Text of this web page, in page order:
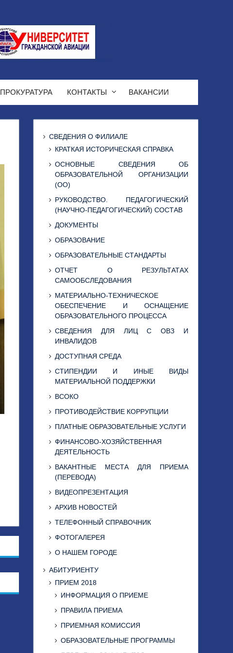
ПРОКУРАТУРА КОНТАКТЫ ВАКАНСИИ
СВЕДЕНИЯ О ФИЛИАЛЕ
КРАТКАЯ ИСТОРИЧЕСКАЯ СПРАВКА
ОСНОВНЫЕ СВЕДЕНИЯ ОБ
ОБРАЗОВАТЕЛЬНОЙ ОРГАНИЗАЦИИ
(ОО)
РУКОВОДСТВО. ПЕДАГОГИЧЕСКИЙ
(НАУЧНО-ПЕДАГОГИЧЕСКИЙ) СОСТАВ
ДОКУМЕНТЫ
ОБРАЗОВАНИЕ
ОБРАЗОВАТЕЛЬНЫЕ СТАНДАРТЫ
ОТЧЕТ О РЕЗУЛЬТАТАХ
САМООБСЛЕДОВАНИЯ
МАТЕРИАЛЬНО-ТЕХНИЧЕСКОЕ
ОБЕСПЕЧЕНИЕ И ОСНАЩЕНИЕ
ОБРАЗОВАТЕЛЬНОГО ПРОЦЕССА
СВЕДЕНИЯ ДЛЯ ЛИЦ С ОВЗ И
ИНВАЛИДОВ
ДОСТУПНАЯ СРЕДА
СТИПЕНДИИ И ИНЫЕ ВИДЫ
МАТЕРИАЛЬНОЙ ПОДДЕРЖКИ
ВСОКО
ПРОТИВОДЕЙСТВИЕ КОРРУПЦИИ
ПЛАТНЫЕ ОБРАЗОВАТЕЛЬНЫЕ УСЛУГИ
ФИНАНСОВО-ХОЗЯЙСТВЕННАЯ
ДЕЯТЕЛЬНОСТЬ
ВАКАНТНЫЕ МЕСТА ДЛЯ ПРИЕМА
(ПЕРЕВОДА)
ВИДЕОПРЕЗЕНТАЦИЯ
АРХИВ НОВОСТЕЙ
ТЕЛЕФОННЫЙ СПРАВОЧНИК
ФОТОГАЛЕРЕЯ
О НАШЕМ ГОРОДЕ
АБИТУРИЕНТУ
ПРИЕМ 2018
ИНФОРМАЦИЯ О ПРИЕМЕ
ПРАВИЛА ПРИЕМА
ПРИЕМНАЯ КОМИССИЯ
ОБРАЗОВАТЕЛЬНЫЕ ПРОГРАММЫ